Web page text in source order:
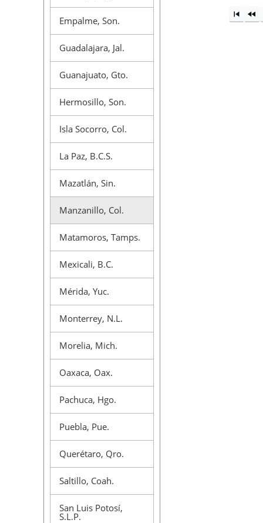
Empalme, Son.
Guadalajara, Jal.
Guanajuato, Gto.
Hermosillo, Son.
Isla Socorro, Col.
La Paz, B.C.S.
Mazatlán, Sin.
Manzanillo, Col.
Matamoros, Tamps.
Mexicali, B.C.
Mérida, Yuc.
Monterrey, N.L.
Morelia, Mich.
Oaxaca, Oax.
Pachuca, Hgo.
Puebla, Pue.
Querétaro, Qro.
Saltillo, Coah.
San Luis Potosí,
S.L.P.